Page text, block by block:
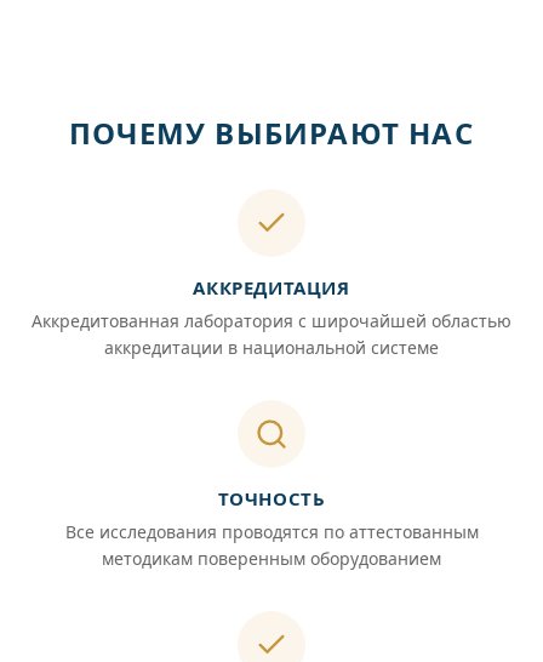
ПОЧЕМУ ВЫБИРАЮТ НАС
АККРЕДИТАЦИЯ
Аккредитованная лаборатория с широчайшей областью
аккредитации в национальной системе
ТОЧНОСТЬ
Все исследования проводятся по аттестованным
методикам поверенным оборудованием